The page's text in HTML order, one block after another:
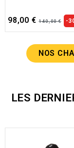
98,00 € 140,00 € -
NOS
LES